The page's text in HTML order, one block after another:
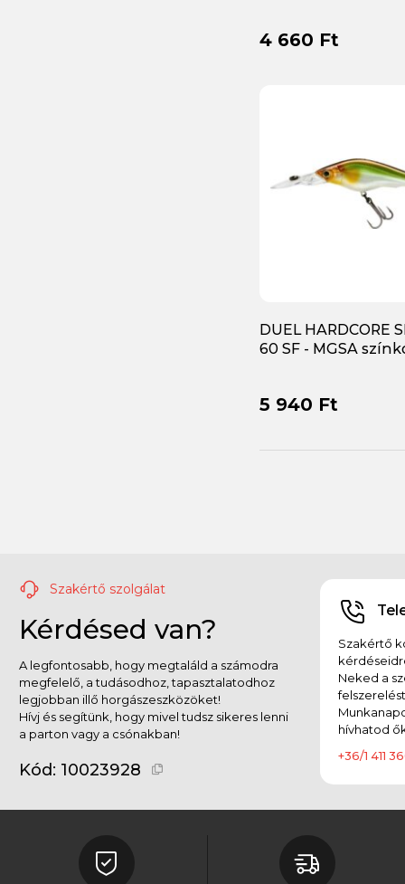
4 660 Ft
DUEL HARDCORE
60 SF - MGSA
5 940 Ft
Szakértő szolgálat
Kérdésed van?
A legfontosabb, hogy megtaláld a számodra
megfelelő, a tudásodhoz, tapasztalatodhoz
legjobban illő horgászeszközöket!
Hívj és segítünk, hogy mivel tudsz sikeres lenni
a parton vagy a csónakban!
Kód: 10023928
Szakértő
Neked a
hívhatod
+36/1 411